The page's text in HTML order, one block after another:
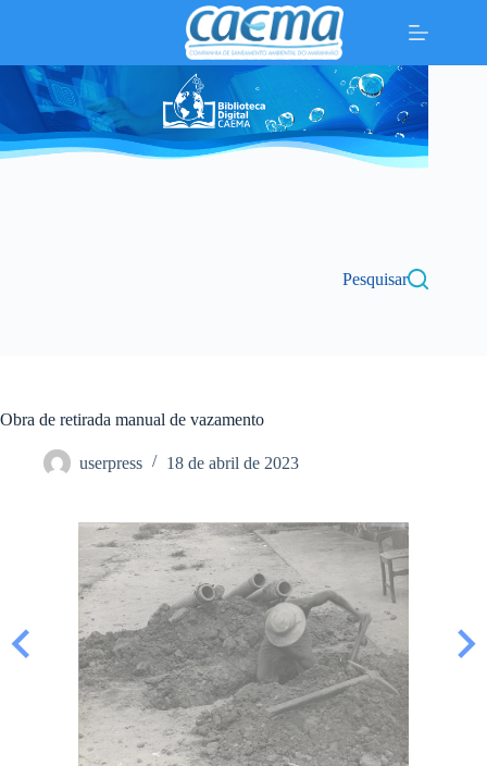
conteúdo
Pesquisar
Obra de retirada manual de vazamento
userpress 18 de abril de 2023